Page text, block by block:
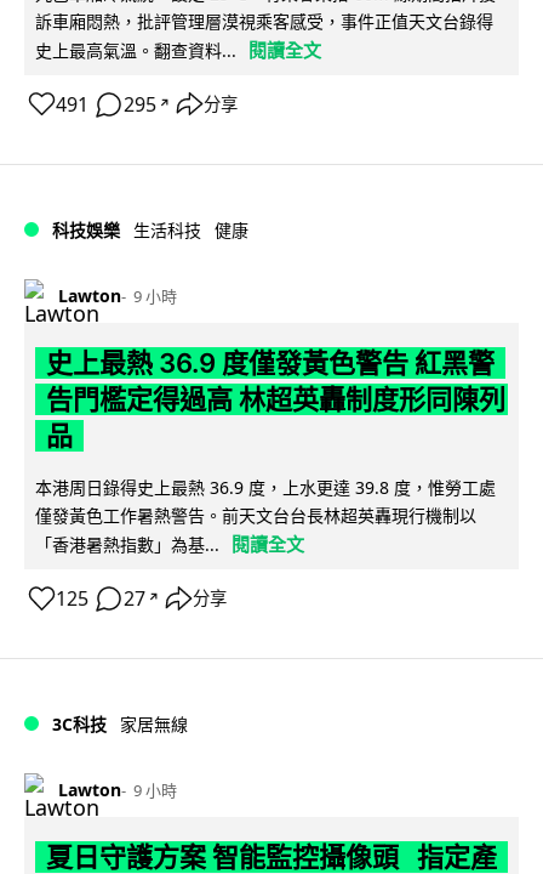
訴車廂悶熱，批評管理層漠視乘客感受，事件正值天文台錄得
史上最高氣溫。翻查資料...
閱讀全文
491 295 ↗ 分享
科技娛樂 生活科技 健康
Lawton 9 小時
史上最熱 36.9 度僅發黃色警告 紅黑警
告門檻定得過高 林超英轟制度形同陳列
品
本港周日錄得史上最熱 36.9 度，上水更達 39.8 度，惟勞工處
僅發黃色工作暑熱警告。前天文台台長林超英轟現行機制以
「香港暑熱指數」為基...
閱讀全文
125 27 ↗ 分享
3C科技 家居無線
Lawton 9 小時
夏日守護方案 智能監控攝像頭 指定產